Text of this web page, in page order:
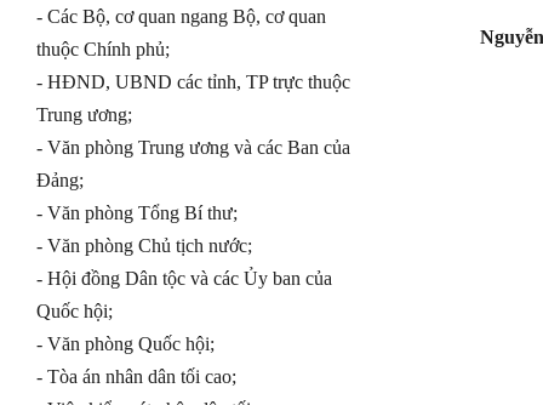
- Các Bộ, cơ quan ngang Bộ, cơ quan
thuộc Chính phủ;
- HĐND, UBND các tỉnh, TP trực thuộc
Trung ương;
- Văn phòng Trung ương và các Ban của
Đảng;
- Văn phòng Tổng Bí thư;
- Văn phòng Chủ tịch nước;
- Hội đồng Dân tộc và các Ủy ban của
Quốc hội;
- Văn phòng Quốc hội;
- Tòa án nhân dân tối cao;